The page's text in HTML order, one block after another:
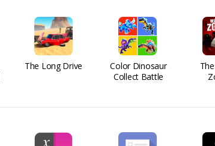
The Long Drive
Color Dinosaur
Collect Battle